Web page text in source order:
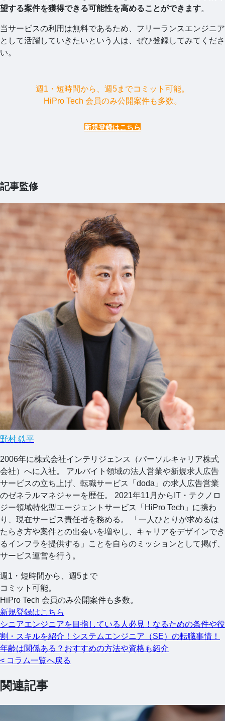
望する案件を獲得できる可能性を高めることができます。
当サービスの利用は無料であるため、フリーランスエンジニア
として活躍していきたいという人は、ぜひ登録してみてくださ
い。
週1・短時間から、週5までコミット可能。
HiPro Tech 会員のみ公開案件も多数。
新規登録はこちら
記事監修
野村 鉄平
2006年に株式会社インテリジェンス（パーソルキャリア株式
会社）へに入社。 アルバイト領域の法人営業や新規求人広告
サービスの立ち上げ、転職サービス「doda」の求人広告営業
のゼネラルマネジャーを歴任。 2021年11月からIT・テクノロ
ジー領域特化型エージェントサービス「HiPro Tech」に携わ
り、現在サービス責任者を務める。 「一人ひとりが求めるは
たらき方や案件との出会いを増やし、キャリアをデザインでき
るインフラを提供する」ことを自らのミッションとして掲げ、
サービス運営を行う。
週1・短時間から、週5まで
コミット可能。
HiPro Tech 会員のみ公開案件も多数。
新規登録はこちら
シニアエンジニアを目指している人必見！なるための条件や役
割・スキルを紹介！ システムエンジニア（SE）の転職事情！
年齢は関係ある？おすすめの方法や資格も紹介
< コラム一覧へ戻る
関連記事